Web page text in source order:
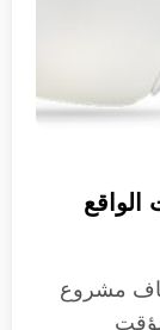
مشروع